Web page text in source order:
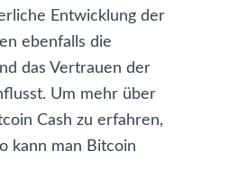
Entwicklung der
ebenfalls die
das Vertrauen der
Um mehr über
Cash zu erfahren,
kann man Bitcoin